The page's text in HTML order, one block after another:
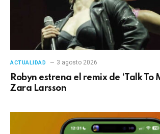
ACTUALIDAD 3 agosto 2026
Robyn estrena el remix de ‘Talk To
Zara Larsson